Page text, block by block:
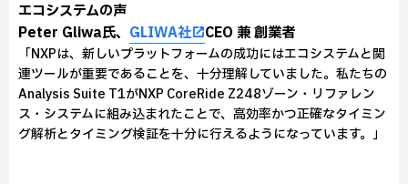
エコシステムの声
Peter Gliwa氏、 GLIWA社 CEO 兼 創業者
「NXPは、新しいプラットフォームの成功にはエコシステムと関
連ツールが重要であることを、十分理解していました。私たちの
Analysis Suite T1がNXP CoreRide Z248ゾーン・リファレン
ス・システムに組み込まれたことで、高効率かつ正確なタイミン
グ解析とタイミング検証を十分に行えるようになっています。」